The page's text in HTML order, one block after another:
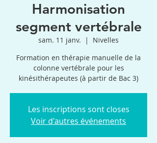
Harmonisation
segment vertébrale
sam. 11 janv.
  |
Nivelles
Formation en thérapie manuelle de la
colonne vertébrale pour les
Les inscriptions sont closes
Voir d'autres événements